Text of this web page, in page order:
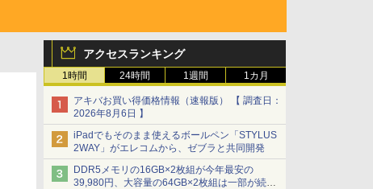
アクセスランキング
1時間 24時間 1週間 1カ月
アキバお買い得価格情報（速報版） 【 調査日：
2026年8月6日 】
iPadでもそのまま使えるボールペン「STYLUS
2WAY」がエレコムから、ゼブラと共同開発
DDR5メモリの16GB×2枚組が今年最安の
39,980円、大容量の64GB×2枚組は一部が続騰